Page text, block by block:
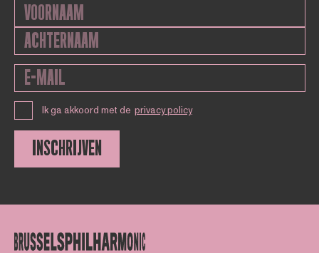
Ik ga akkoord met de privacy policy
INSCHRIJVEN